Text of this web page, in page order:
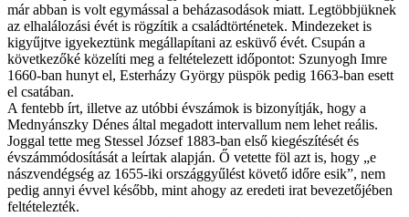
már abban is volt egymással a beházasodások miatt. Legtöbbjüknek
az elhalálozási évét is rögzítik a családtörténetek. Mindezeket is
kigyűjtve igyekeztünk megállapítani az esküvő évét. Csupán a
következőké közelíti meg a feltételezett időpontot: Szunyogh Imre
1660-ban hunyt el, Esterházy György püspök pedig 1663-ban esett
el csatában.
A fentebb írt, illetve az utóbbi évszámok is bizonyítják, hogy a
Mednyánszky Dénes által megadott intervallum nem lehet reális.
Joggal tette meg Stessel József 1883-ban első kiegészítését és
évszámmódosítását a leírtak alapján. Ő vetette föl azt is, hogy „e
nászvendégség az 1655-iki országgyűlést követő időre esik”, nem
pedig annyi évvel később, mint ahogy az eredeti irat bevezetőjében
feltételezték.